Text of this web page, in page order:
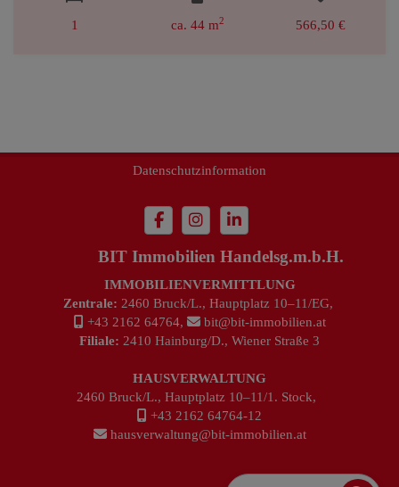
1 ca. 44 m2 566,50 €
Datenschutzinformation
BIT Immobilien Handelsg.m.b.H.
IMMOBILIENVERMITTLUNG
Zentrale: 2460 Bruck/L., Hauptplatz 10–11/EG,
+43 2162 64764,
bit@bit-immobilien.at
Filiale: 2410 Hainburg/D., Wiener Straße 3
HAUSVERWALTUNG
2460 Bruck/L., Hauptplatz 10–11/1. Stock,
+43 2162 64764-12
hausverwaltung@bit-immobilien.at